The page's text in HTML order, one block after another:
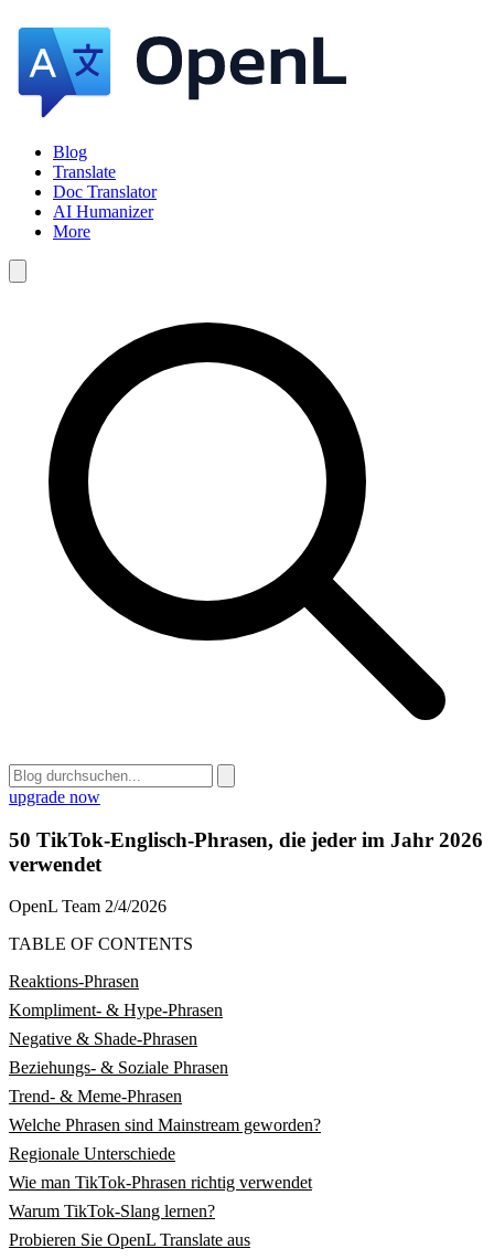
Blog
Translate
Doc Translator
AI Humanizer
More
upgrade now
50 TikTok-Englisch-Phrasen, die jeder im Jahr 2026
verwendet
OpenL Team 2/4/2026
TABLE OF CONTENTS
Reaktions-Phrasen
Kompliment- & Hype-Phrasen
Negative & Shade-Phrasen
Beziehungs- & Soziale Phrasen
Trend- & Meme-Phrasen
Welche Phrasen sind Mainstream geworden?
Regionale Unterschiede
Wie man TikTok-Phrasen richtig verwendet
Warum TikTok-Slang lernen?
Probieren Sie OpenL Translate aus